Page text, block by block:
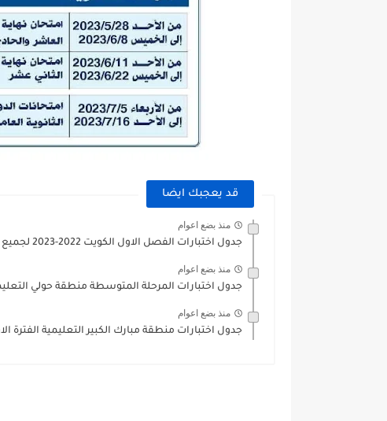
قد يعجبك ايضا
منذ بضع اعوام
جدول اختبارات الفصل الاول الكويت 2022-2023 لجميع المناطق التعليمية
منذ بضع اعوام
جدول اختبارات المرحلة المتوسطة منطقة حولي التعليمية الفترة
منذ بضع اعوام
جدول اختبارات منطقة مبارك الكبير التعليمية الفترة الاولي 2022-